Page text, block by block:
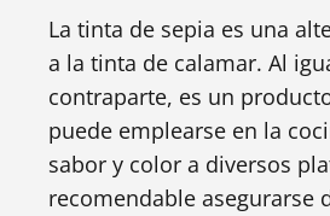
La tinta de sepia es una
a la tinta de calamar. Al
contraparte, es un
puede emplearse en la
sabor y color a diversos
recomendable asegurarse